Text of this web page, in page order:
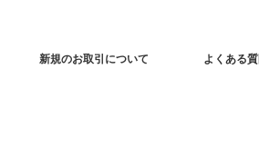
新規のお取引について よくある